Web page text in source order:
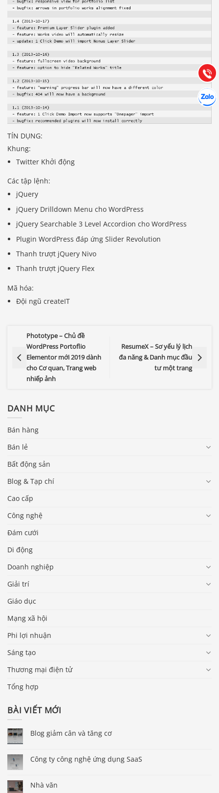
TÍN DỤNG:
Khung:
Twitter Khởi động
Các tập lệnh:
jQuery
jQuery Drilldown Menu cho WordPress
jQuery Searchable 3 Level Accordion cho WordPress
Plugin WordPress đáp ứng Slider Revolution
Thanh trượt jQuery Nivo
Thanh trượt jQuery Flex
Mã hóa:
Đội ngũ createIT
Phototype – Chủ đề
WordPress Portoflio
Elementor mới 2019 dành
cho Cơ quan, Trang web
nhiếp ảnh
ResumeX – Sơ yếu lý lịch
đa năng & Danh mục đầu
tư một trang
DANH MỤC
Bán hàng
Bán lẻ
Bất động sản
Blog & Tạp chí
Cao cấp
Công nghệ
Đám cưới
Di động
Doanh nghiệp
Giải trí
Giáo dục
Mạng xã hội
Phi lợi nhuận
Sáng tạo
Thương mại điện tử
Tổng hợp
BÀI VIẾT MỚI
Blog giảm cân và tăng cơ
Công ty công nghệ ứng dụng SaaS
Nhà văn
Gọi
(028) 22.166.144
Chát
Hợp tác